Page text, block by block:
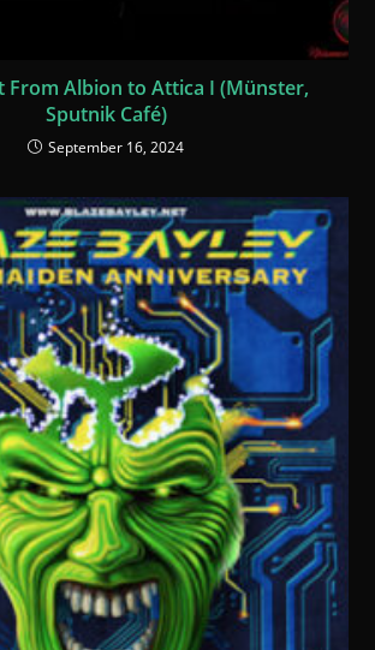
From Albion to Attica I (Münster,
Sputnik Café)
September 16, 2024